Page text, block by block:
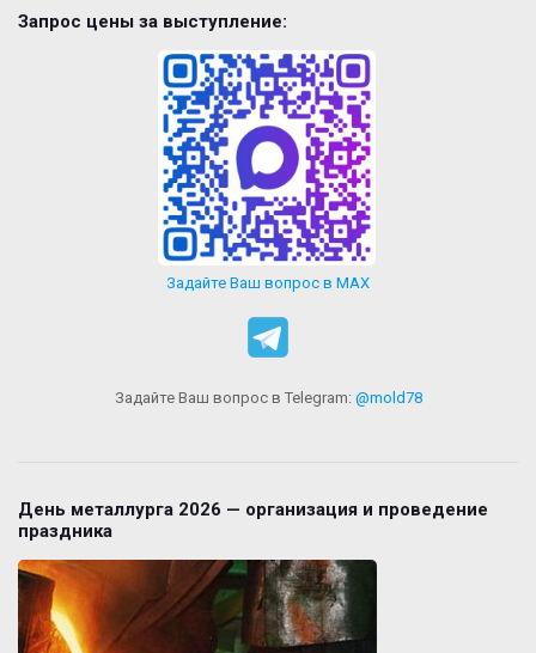
Запрос цены за выступление:
Задайте Ваш вопрос в MAX
Задайте Ваш вопрос в Telegram: @mold78
День металлурга 2026 — организация и проведение
праздника